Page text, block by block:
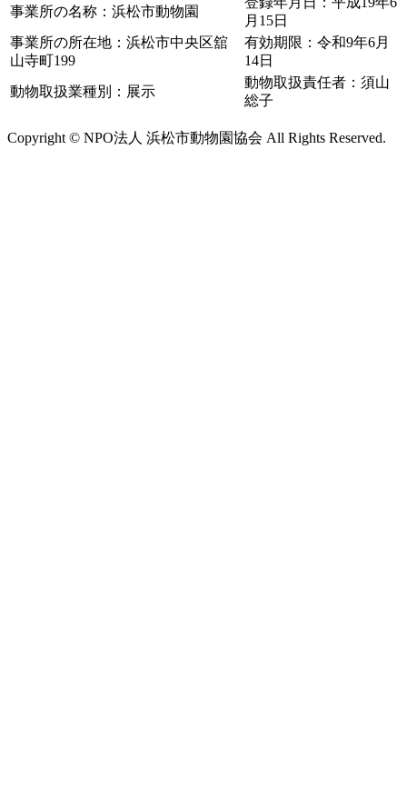
事業所の名称：浜松市動物園
月15日
事業所の所在地：浜松市中央区舘
山寺町199
有効期限：令和9年6月
14日
動物取扱業種別：展示
動物取扱責任者：須山
総子
Copyright © NPO法人 浜松市動物園協会 All Rights Reserved.